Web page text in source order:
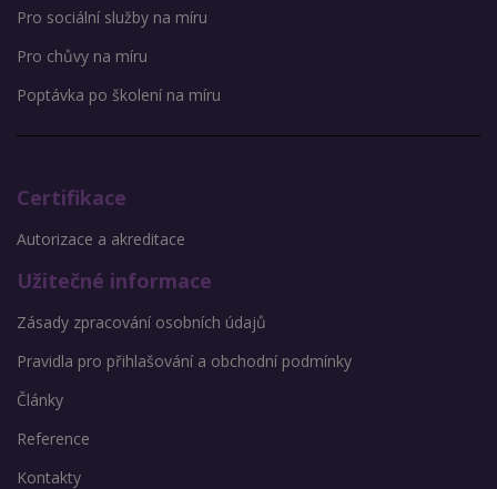
Pro sociální služby na míru
Pro chůvy na míru
Poptávka po školení na míru
Certifikace
Autorizace a akreditace
Užitečné informace
Zásady zpracování osobních údajů
Pravidla pro přihlašování a obchodní podmínky
Články
Reference
Kontakty